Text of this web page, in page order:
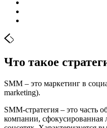
Что такое
SMM – это маркетинг в
marketing).
SMM-стратегия – это часть
компании,